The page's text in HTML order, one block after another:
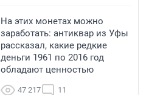
На этих монетах можно
заработать: антиквар из Уфы
рассказал, какие редкие
деньги 1961 по 2016 год
обладают ценностью
47 217 11